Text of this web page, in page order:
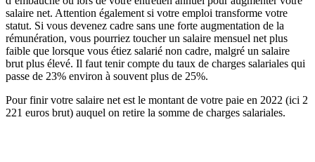
salaire net. Attention également si votre emploi transforme votre
statut. Si vous devenez cadre sans une forte augmentation de la
rémunération, vous pourriez toucher un salaire mensuel net plus
faible que lorsque vous étiez salarié non cadre, malgré un salaire
brut plus élevé. Il faut tenir compte du taux de charges salariales qui
passe de 23% environ à souvent plus de 25%.
Pour finir votre salaire net est le montant de votre paie en 2022 (ici 2
221 euros brut) auquel on retire la somme de charges salariales.